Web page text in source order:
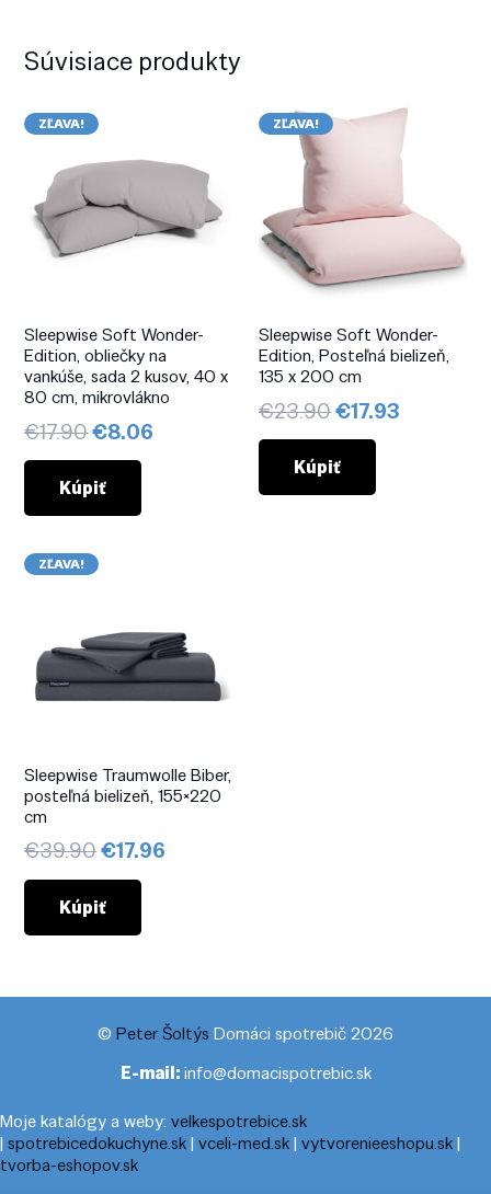
Súvisiace produkty
ZĽAVA!
Sleepwise Soft Wonder-
Edition, obliečky na
vankúše, sada 2 kusov, 40 x
80 cm, mikrovlákno
€17.90Pôvodná
cena
bola:
€17.90.
€8.06
Kúpiť
ZĽAVA!
Sleepwise Soft Wonder-
Edition, Posteľná bielizeň,
135 x 200 cm
€23.90Pôvodná
cena
bola:
€23.90.
€17.93
Kúpiť
ZĽAVA!
Sleepwise Traumwolle Biber,
posteľná bielizeň, 155×220
cm
€39.90Pôvodná
cena
bola:
€39.90.
€17.96
Kúpiť
© Peter Šoltýs Domáci spotrebič 2026
E-mail:info@domacispotrebic.sk
Moje katalógy a weby: velkespotrebice.sk
| spotrebicedokuchyne.sk| vceli-med.sk| vytvorenieeshopu.sk|
tvorba-eshopov.sk